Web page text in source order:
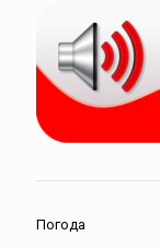
Погода